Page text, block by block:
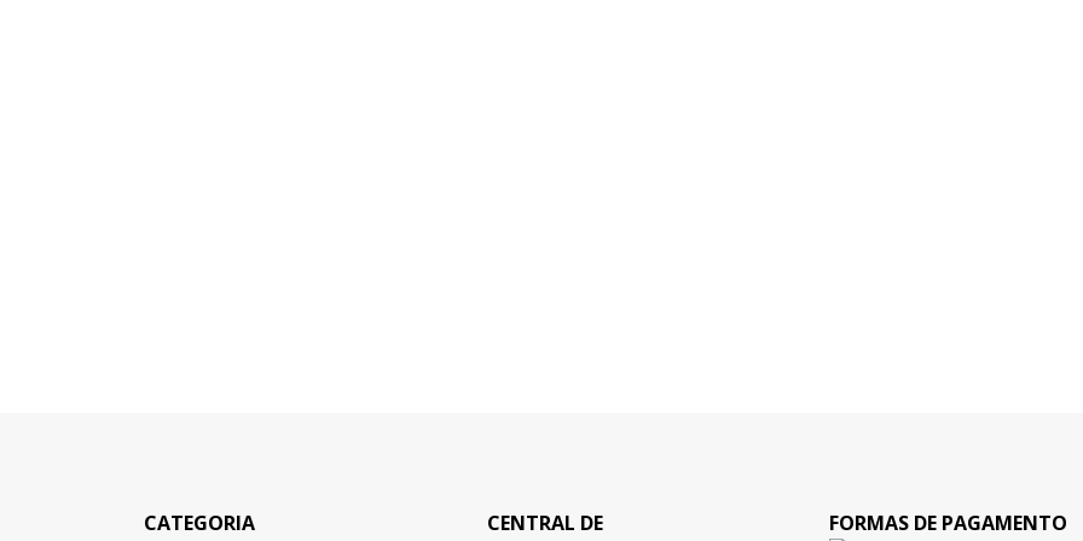
CATEGORIA
CENTRAL DE
FORMAS DE PAGAMENTO